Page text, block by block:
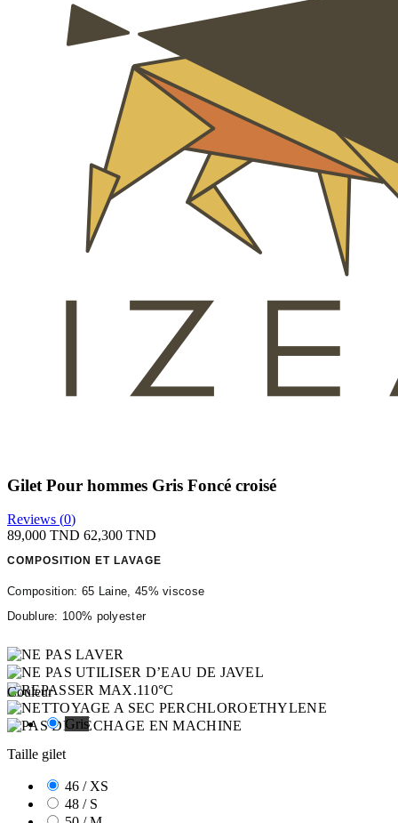
Gilet Pour hommes Gris Foncé croisé
Reviews (0)
89,000 TND 62,300 TND
COMPOSITION ET LAVAGE
Composition: 65 Laine, 45% viscose
Doublure: 100% polyester
Couleur
Gris
Taille gilet
46 / XS
48 / S